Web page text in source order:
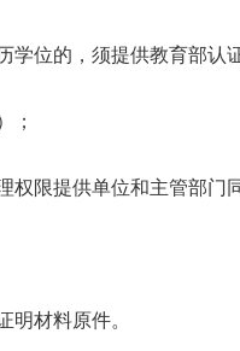
位的，须提供教育部认
；
限提供单位和主管部门
明材料原件。